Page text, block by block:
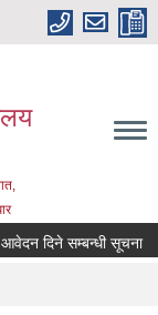
दिने सम्बन्धी सूचना